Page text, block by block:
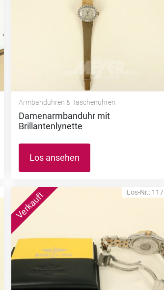
Armbanduhren & Taschenuhren
Damenarmbanduhr mit
Brillantenlynette
Los ansehen
Los-Nr.: 117